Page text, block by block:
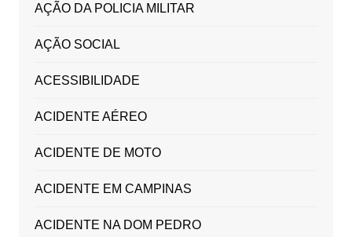
AÇÃO DA POLICIA MILITAR
AÇÃO SOCIAL
ACESSIBILIDADE
ACIDENTE AÉREO
ACIDENTE DE MOTO
ACIDENTE EM CAMPINAS
ACIDENTE NA DOM PEDRO